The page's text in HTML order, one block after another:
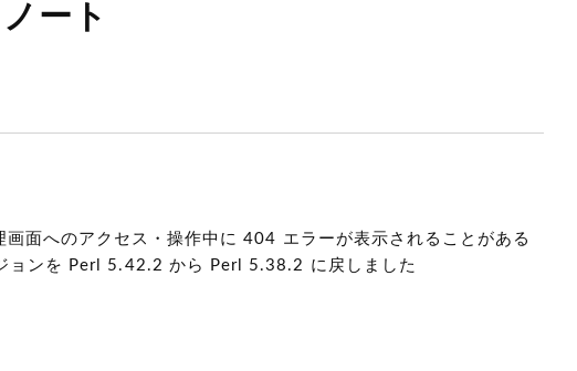
ート
面へのアクセス・操作中に 404 エラーが表示されることがある
ョンを Perl 5.42.2 から Perl 5.38.2 に戻しました